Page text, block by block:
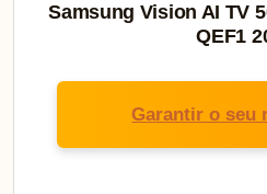
Samsung Vision AI TV
QEF1
Garantir o seu